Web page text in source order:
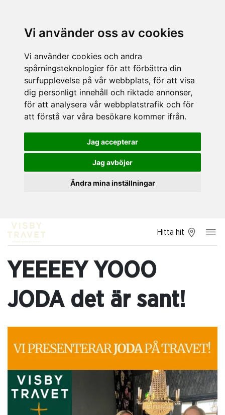
Vi använder oss av cookies
Vi använder cookies och andra
spårningsteknologier för att förbättra din
surfupplevelse på vår webbplats, för att visa
dig personligt innehåll och riktade annonser,
för att analysera vår webbplatstrafik och för
att förstå var våra besökare kommer ifrån.
Jag accepterar
Jag avböjer
Ändra mina inställningar
Hitta hit
YEEEEY YOOO
JODA det är sant!